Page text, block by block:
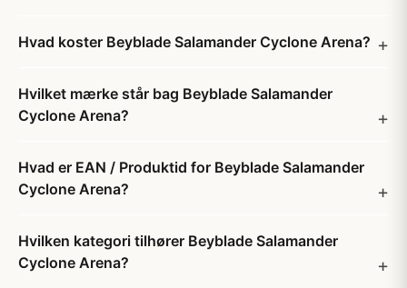
Hvad koster Beyblade Salamander Cyclone Arena?
Hvilket mærke står bag Beyblade Salamander
Cyclone Arena?
Hvad er EAN / Produktid for Beyblade Salamander
Cyclone Arena?
Hvilken kategori tilhører Beyblade Salamander
Cyclone Arena?